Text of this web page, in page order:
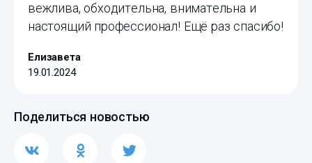
вежлива, обходительна, внимательна и
настоящий профессионал! Ещё раз спасибо!
Елизавета
19.01.2024
Поделиться новостью